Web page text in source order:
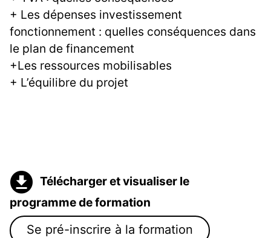
+ Les dépenses investissement
fonctionnement : quelles conséquences dans
le plan de financement
+Les ressources mobilisables
+ L’équilibre du projet
Télécharger et visualiser le
programme de formation
Se pré-inscrire à la formation